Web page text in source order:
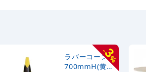
-
3
%
ラバーコーン
700mmH(黄